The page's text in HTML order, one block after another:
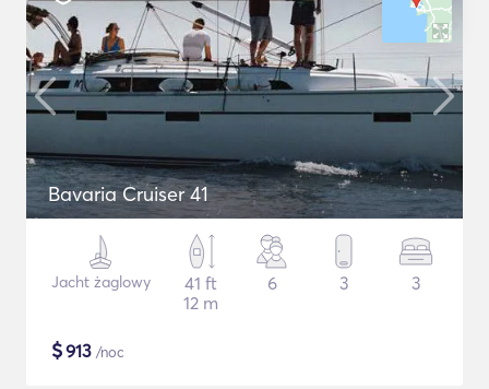
Bavaria Cruiser 41
Jacht żaglowy
41 ft
12 m
6 3 3
$913 /noc